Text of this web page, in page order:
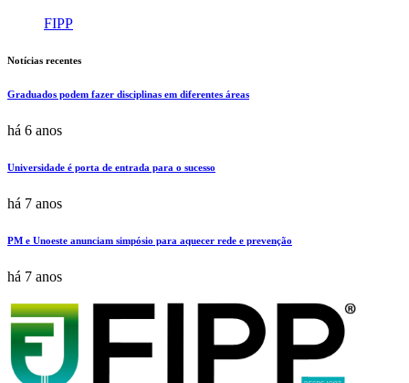
FIPP
Notícias recentes
Graduados podem fazer disciplinas em diferentes áreas
há 6 anos
Universidade é porta de entrada para o sucesso
há 7 anos
PM e Unoeste anunciam simpósio para aquecer rede e prevenção
há 7 anos